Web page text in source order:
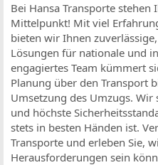
Bei Hansa Transporte stehen
Mittelpunkt! Mit viel
bieten wir Ihnen
Lösungen für nationale und
engagiertes Team kümmert
Planung über den Transport
Umsetzung des Umzugs.
und höchste
stets in besten Händen ist.
Transporte und erleben Sie,
Herausforderungen sein